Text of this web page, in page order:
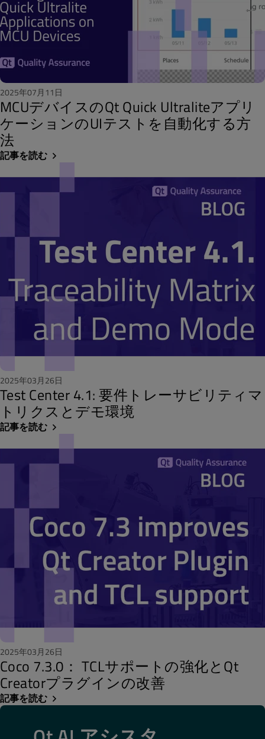
2025年07月11日
MCUデバイスのQt Quick Ultraliteアプリ
ケーションのUIテストを自動化する方
法
記事を読む
2025年03月26日
Test Center 4.1: 要件トレーサビリティマ
トリクスとデモ環境
記事を読む
2025年03月26日
Coco 7.3.0： TCLサポートの強化とQt
Creatorプラグインの改善
記事を読む